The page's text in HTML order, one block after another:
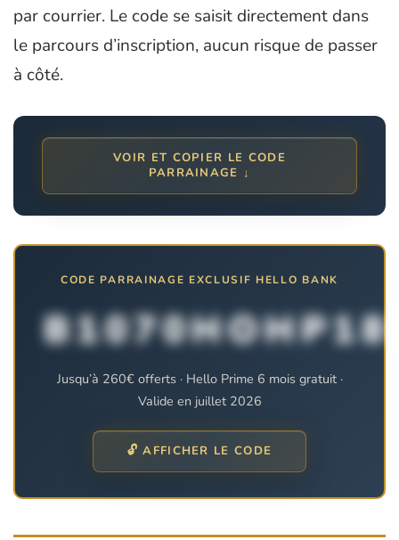
par courrier. Le code se saisit directement dans
le parcours d’inscription, aucun risque de passer
à côté.
VOIR ET COPIER LE CODE
PARRAINAGE ↓
CODE PARRAINAGE EXCLUSIF HELLO BANK
Jusqu’à 260€ offerts · Hello Prime 6 mois gratuit ·
Valide en juillet 2026
🔓 AFFICHER LE CODE